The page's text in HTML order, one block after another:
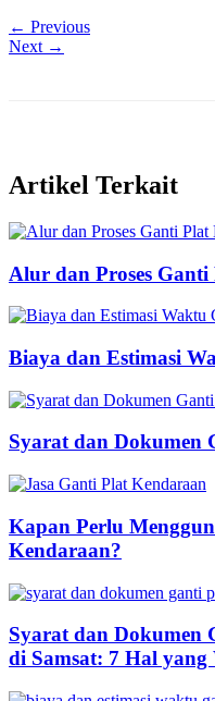
← Previous
Next →
Artikel Terkait
Alur dan Proses
Biaya dan Estimasi
Syarat dan Dokumen
Kapan Perlu
Kendaraan?
Syarat dan Dokumen
di Samsat: 7 Hal